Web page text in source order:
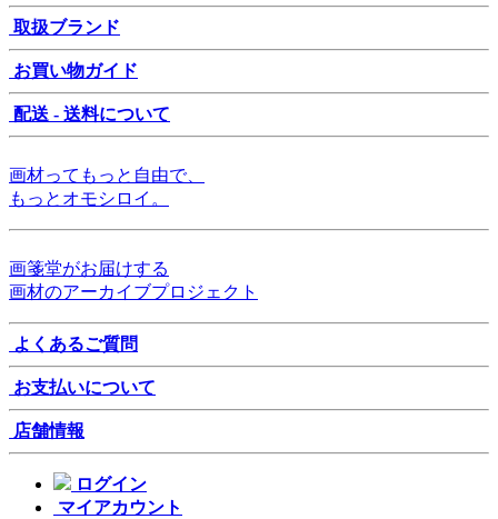
取扱ブランド
お買い物ガイド
配送 - 送料について
画材ってもっと自由で、
もっとオモシロイ。
画箋堂がお届けする
画材のアーカイブプロジェクト
よくあるご質問
お支払いについて
店舗情報
ログイン
マイアカウント